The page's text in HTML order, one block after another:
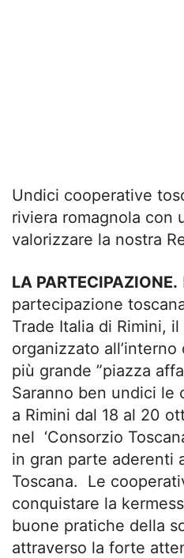
Undici cooperative
riviera romagnola con
valorizzare la nostra
LA PARTECIPAZIONE.
partecipazione
Trade Italia di Rimini,
organizzato
più grande ”piazza
Saranno ben undici le
a Rimini dal 18 al 20
nel ‘Consorzio
in gran parte aderenti
Toscana. Le
conquistare la
buone pratiche della
attraverso la forte